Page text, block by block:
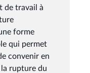
de travail à
forme
qui permet
convenir en
rupture du